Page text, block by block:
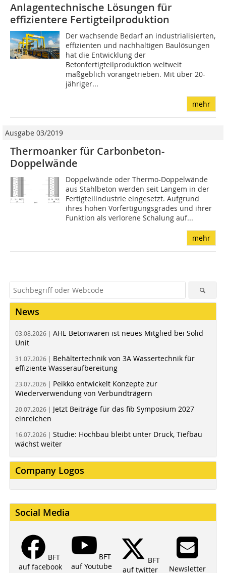
Anlagentechnische Lösungen für
effizientere Fertigteilproduktion
Der wachsende Bedarf an industrialisierten,
effizienten und nachhaltigen Baulösungen
hat die Entwicklung der
Betonfertigteilproduktion weltweit
maßgeblich vorangetrieben. Mit über 20-
jähriger...
mehr
Ausgabe 03/2019
Thermoanker für Carbonbeton-
Doppelwände
Doppelwände oder Thermo-Doppelwände
aus Stahlbeton werden seit Langem in der
Fertigteilindustrie eingesetzt. Aufgrund
ihres hohen Vorfertigungsgrades und ihrer
Funktion als verlorene Schalung auf...
mehr
News
03.08.2026 | AHE Betonwaren ist neues Mitglied bei Solid
Unit
31.07.2026 | Behältertechnik von 3A Wassertechnik für
effiziente Wasseraufbereitung
23.07.2026 | Peikko entwickelt Konzepte zur
Wiederverwendung von Verbundträgern
20.07.2026 | Jetzt Beiträge für das fib Symposium 2027
einreichen
16.07.2026 | Studie: Hochbau bleibt unter Druck, Tiefbau
wächst weiter
Company Logos
Social Media
BFT
auf facebook
BFT
auf Youtube
BFT
auf twitter
Newsletter